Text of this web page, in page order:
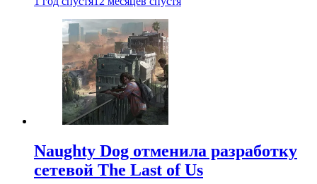
Naughty Dog отменила разработку
сетевой The Last of Us